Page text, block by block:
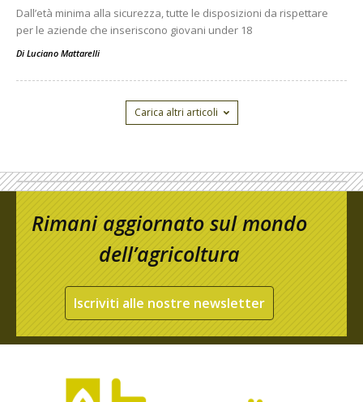
Dall’età minima alla sicurezza, tutte le disposizioni da rispettare
per le aziende che inseriscono giovani under 18
Di Luciano Mattarelli
Carica altri articoli
Rimani aggiornato sul mondo
dell’agricoltura
Iscriviti alle nostre newsletter